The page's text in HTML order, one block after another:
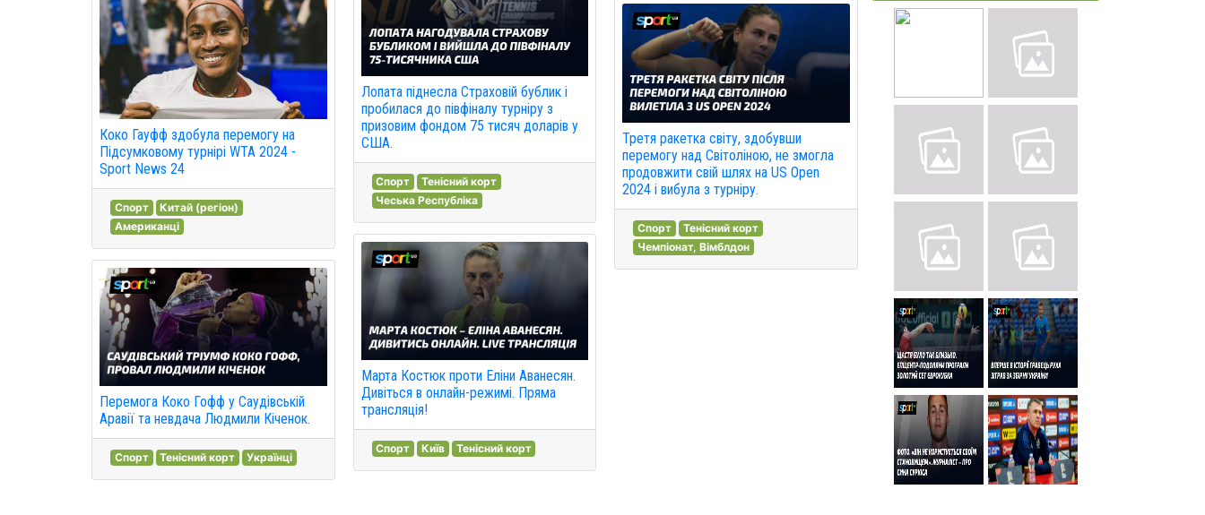
Коко Гауфф здобула перемогу на
Підсумковому турнірі WTA 2024 -
Sport News 24
Спорт
Китай (регіон)
Американці
Перемога Коко Гофф у Саудівській
Аравії та невдача Людмили Кіченок.
Спорт Тенісний корт Українці
Лопата піднесла Страховій бублик і
пробилася до півфіналу турніру з
призовим фондом 75 тисяч доларів у
США.
Спорт
Тенісний корт
Чеська Республіка
Марта Костюк проти Еліни Аванесян.
Дивіться в онлайн-режимі. Пряма
трансляція!
Спорт Київ Тенісний корт
Третя ракетка світу, здобувши
перемогу над Світоліною, не змогла
продовжити свій шлях на US Open
2024 і вибула з турніру.
Спорт
Тенісний корт
Чемпіонат, Вімблдон